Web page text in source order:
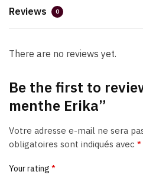
Reviews 0
There are no reviews yet.
Be the first to
menthe Erika”
Votre adresse e-mail ne sera
obligatoires sont indiqués avec *
Your rating *